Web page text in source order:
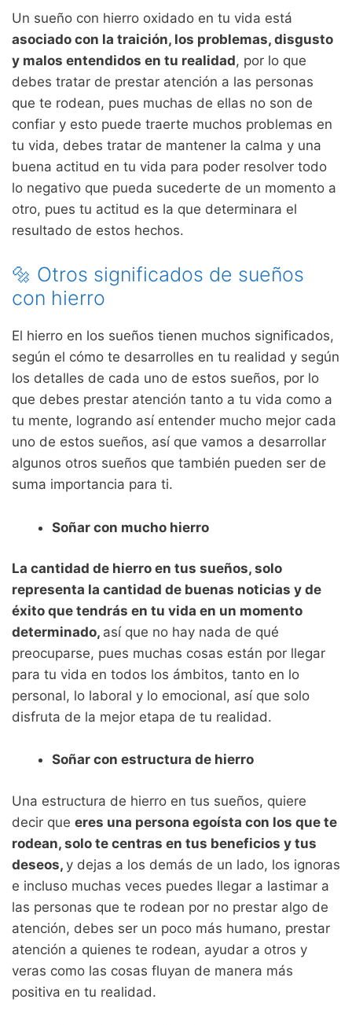
Un sueño con hierro oxidado en tu vida está
asociado con la traición, los problemas, disgusto
y malos entendidos en tu realidad, por lo que
debes tratar de prestar atención a las personas
que te rodean, pues muchas de ellas no son de
confiar y esto puede traerte muchos problemas en
tu vida, debes tratar de mantener la calma y una
buena actitud en tu vida para poder resolver todo
lo negativo que pueda sucederte de un momento a
otro, pues tu actitud es la que determinara el
resultado de estos hechos.
🔩 Otros significados de sueños
con hierro
El hierro en los sueños tienen muchos significados,
según el cómo te desarrolles en tu realidad y según
los detalles de cada uno de estos sueños, por lo
que debes prestar atención tanto a tu vida como a
tu mente, logrando así entender mucho mejor cada
uno de estos sueños, así que vamos a desarrollar
algunos otros sueños que también pueden ser de
suma importancia para ti.
Soñar con mucho hierro
La cantidad de hierro en tus sueños, solo
representa la cantidad de buenas noticias y de
éxito que tendrás en tu vida en un momento
determinado, así que no hay nada de qué
preocuparse, pues muchas cosas están por llegar
para tu vida en todos los ámbitos, tanto en lo
personal, lo laboral y lo emocional, así que solo
disfruta de la mejor etapa de tu realidad.
Soñar con estructura de hierro
Una estructura de hierro en tus sueños, quiere
decir que eres una persona egoísta con los que te
rodean, solo te centras en tus beneficios y tus
deseos, y dejas a los demás de un lado, los ignoras
e incluso muchas veces puedes llegar a lastimar a
las personas que te rodean por no prestar algo de
atención, debes ser un poco más humano, prestar
atención a quienes te rodean, ayudar a otros y
veras como las cosas fluyan de manera más
positiva en tu realidad.